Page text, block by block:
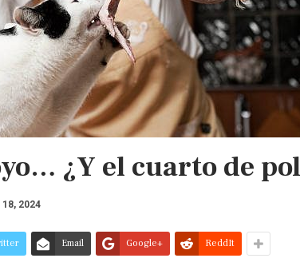
¿Y el cuarto de
18, 2024
Email Google+ ReddIt